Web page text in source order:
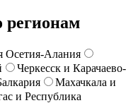
регионам
Осетия-Алания
Черкесск и Карачаево-
Махачкала и
и Республика